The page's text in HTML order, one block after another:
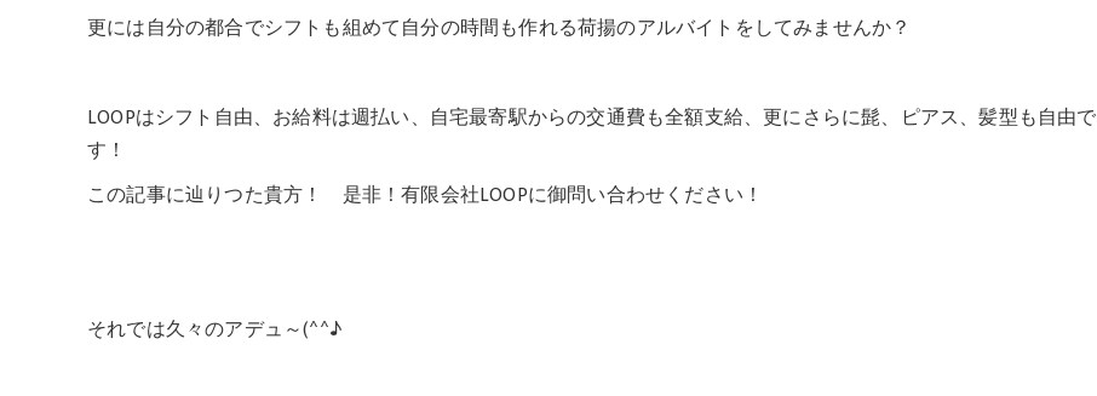
更には自分の都合でシフトも組めて自分の時間も作れる荷揚のアルバイトをしてみませんか？
LOOPはシフト自由、お給料は週払い、自宅最寄駅からの交通費も全額支給、更にさらに髭、ピアス、髪型も自由で
す！
この記事に辿りつた貴方！ 是非！有限会社LOOPに御問い合わせください！
それでは久々のアデュ～(^^♪